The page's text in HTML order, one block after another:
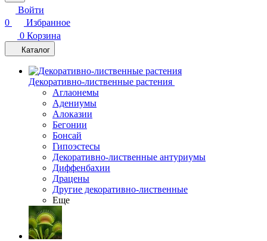
Войти
0
Избранное
0 Корзина
Каталог
Декоративно-лиственные растения
Аглаонемы
Адениумы
Алоказии
Бегонии
Бонсай
Гипоэстесы
Декоративно-лиственные антуриумы
Диффенбахии
Драцены
Другие декоративно-лиственные
Еще